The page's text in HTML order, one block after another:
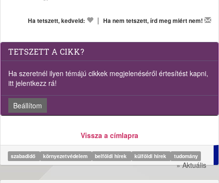
Ha tetszett, kedveld: | Ha nem tetszett, írd meg miért nem!
TETSZETT A CIKK?
Ha szeretnél ilyen témájú cikkek megjelenéséről értesítést kapni,
itt jelentkezz rá!
Beállítom
Vissza a címlapra
szabadidő környezetvédelem belföldi hírek külföldi hírek tudomány
» Aktuális